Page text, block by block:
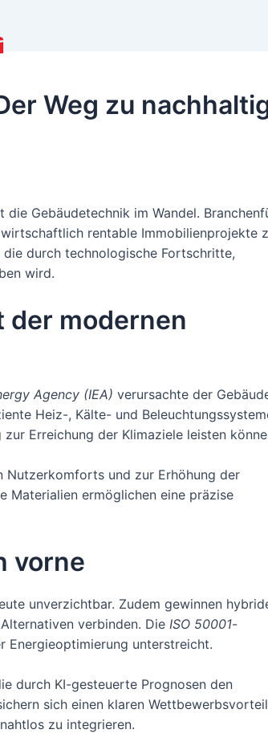
Weg zu
Gebäudetechnik im Wandel.
rentable Immobilienprojekte
durch technologische Fortschritte,
wird.
der modernen
Agency (IEA) verursachte der
Heiz-, Kälte- und
Erreichung der Klimaziele leisten
Nutzerkomforts und zur Erhöhung der
Materialien ermöglichen eine präzise
vorne
unverzichtbar. Zudem gewinnen
verbinden. Die ISO 50001-
Energieoptimierung unterstreicht.
durch KI-gesteuerte Prognosen den
sich einen klaren
zu integrieren.